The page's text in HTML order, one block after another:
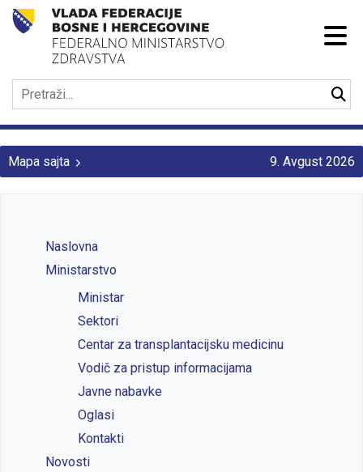
Mapa sajta 9. Avgust 2026
Naslovna
Ministarstvo
Ministar
Sektori
Centar za transplantacijsku medicinu
Vodič za pristup informacijama
Javne nabavke
Oglasi
Kontakti
Novosti